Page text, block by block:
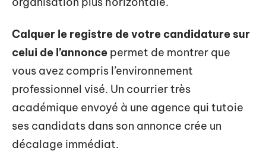
Calquer le registre de votre candidature sur
celui de l’annonce permet de montrer que
vous avez compris l’environnement
professionnel visé. Un courrier très
académique envoyé à une agence qui tutoie
ses candidats dans son annonce crée un
décalage immédiat.